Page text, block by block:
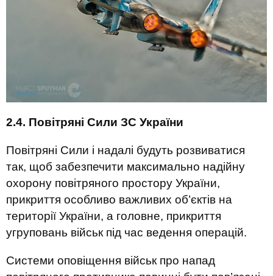
2.4. Повітряні Сили ЗС України
Повітряні Сили і надалі будуть розвиватися
так, щоб забезпечити максимально надійну
охорону повітряного простору України,
прикриття особливо важливих об’єктів на
території України, а головне, прикриття
угруповань військ під час ведення операцій.
Системи оповіщення військ про напад